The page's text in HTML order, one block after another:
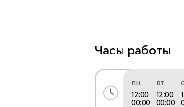
Забота о ваших
насладиться
развлечениях.
детская игровая
проводить время!
Часы работы
пн
12:00
00:00
вт
12:00
00:00